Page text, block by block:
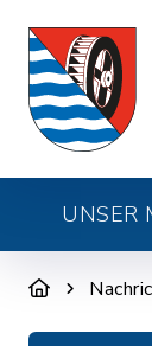
UNSER